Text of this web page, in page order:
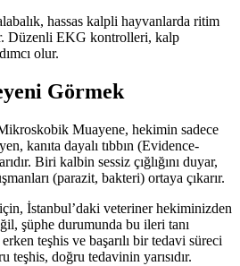
hassas kalpli hayvanlarda ritim
Düzenli EKG kontrolleri, kalp
olur.
Görmek
Muayene, hekimin sadece
kanıta dayalı tıbbın (Evidence-
Biri kalbin sessiz çığlığını duyar,
(parazit, bakteri) ortaya çıkarır.
İstanbul’daki veteriner hekiminizden
şüphe durumunda bu ileri tanı
teşhis ve başarılı bir tedavi süreci
teşhis, doğru tedavinin yarısıdır.